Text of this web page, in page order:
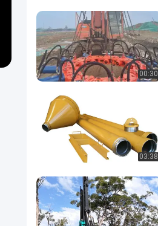
00:30
03:38